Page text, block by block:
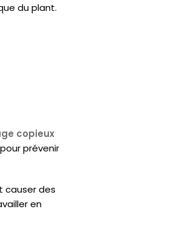
du plant.
copieux
prévenir
causer des
en